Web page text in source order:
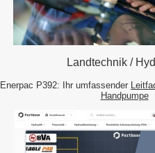
Landtechnik /
Enerpac P392: Ihr umfassender
Handpumpe